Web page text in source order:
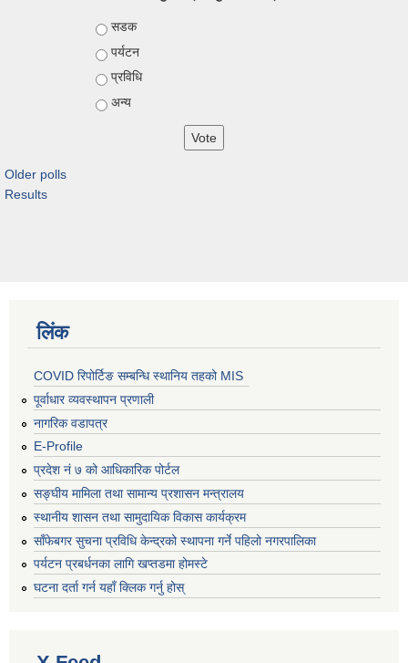
Choices
सडक
पर्यटन
प्रविधि
अन्य
Older polls
Results
लिंक
COVID रिपोर्टिङ सम्बन्धि स्थानिय तहको MIS
पूर्वाधार व्यवस्थापन प्रणाली
नागरिक वडापत्र
E-Profile
प्रदेश नं ७ को आधिकारिक पोर्टल
सङ्घीय मामिला तथा सामान्य प्रशासन मन्त्रालय
स्थानीय शासन तथा सामुदायिक विकास कार्यक्रम
साँफेबगर सुचना प्रविधि केन्द्रको स्थापना गर्ने पहिलो नगरपालिका
पर्यटन प्रबर्धनका लागि खप्तडमा होमस्टे
घटना दर्ता गर्न यहाँ क्लिक गर्नु होस्